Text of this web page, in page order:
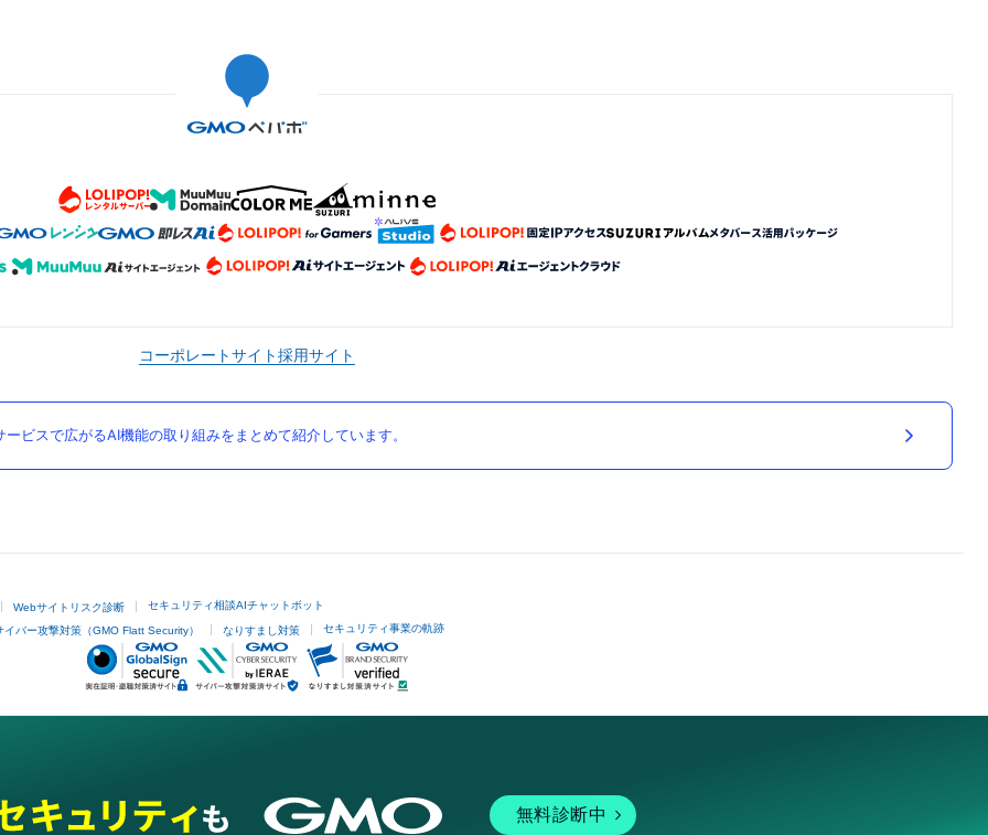
コーポレートサイト採用サイト
ビスで広がるAI機能の取り組みをまとめて紹介しています。
Webサイトリスク診断 セキュリティ相談AIチャットボット
イバー攻撃対策（GMO Flatt Security） なりすまし対策 セキュリティ事業の軌跡
無料診断中